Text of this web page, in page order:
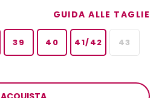
GUIDA ALLE TAGLIE
39 40 41/42 43